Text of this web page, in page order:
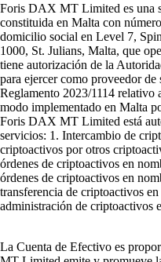
Foris DAX MT Limited es una
constituida en Malta con
domicilio social en Level 7,
1000, St. Julians, Malta, que
tiene autorización de la
para ejercer como proveedor
Reglamento 2023/1114 relativo
modo implementado en Malta
Foris DAX MT Limited está
servicios: 1. Intercambio de
criptoactivos por otros
órdenes de criptoactivos en
órdenes de criptoactivos en
transferencia de criptoactivos
administración de criptoactivos
La Cuenta de Efectivo es